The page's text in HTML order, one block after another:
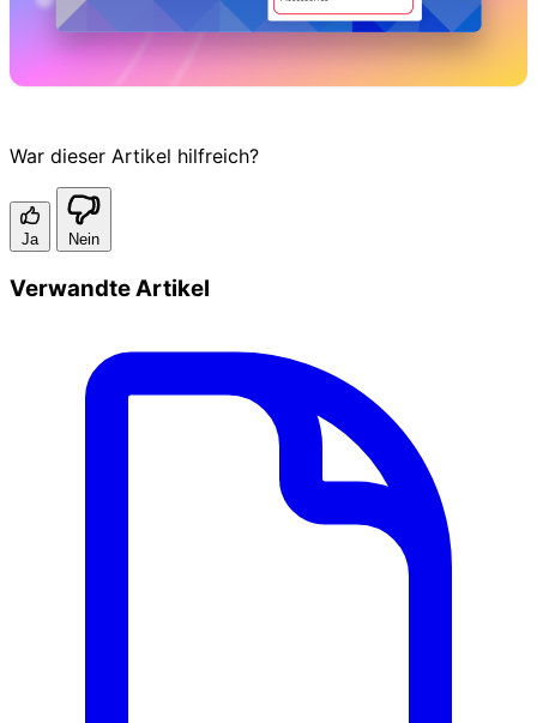
War dieser Artikel hilfreich?
Ja Nein
Verwandte Artikel